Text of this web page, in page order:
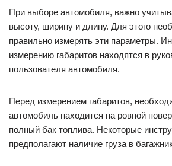
При выборе автомобиля, важно
высоту, ширину и длину. Для этого
правильно измерять эти параметры.
измерению габаритов находятся в
пользователя автомобиля.
Перед измерением габаритов,
автомобиль находится на ровной
полный бак топлива. Некоторые
предполагают наличие груза в